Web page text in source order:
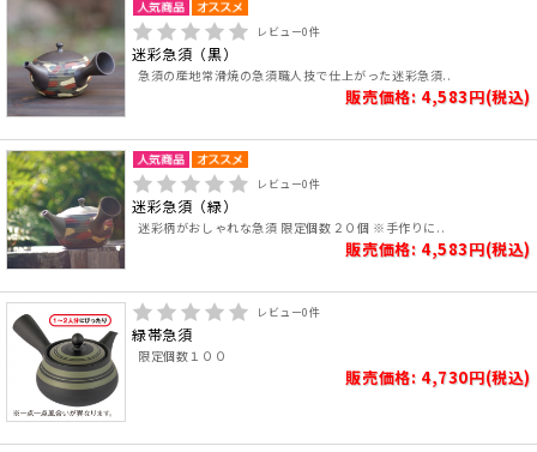
レビュー0件
迷彩急須（黒）
急須の産地常滑焼の急須職人技で仕上がった迷彩急須..
販売価格: 4,583円(税込)
レビュー0件
迷彩急須（緑）
迷彩柄がおしゃれな急須 限定個数２０個 ※手作りに..
販売価格: 4,583円(税込)
レビュー0件
緑帯急須
限定個数１００
販売価格: 4,730円(税込)